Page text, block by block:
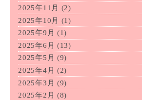
2025年11月
(2)
2025年10月
(1)
2025年9月 (1)
2025年6月 (13)
2025年5月 (9)
2025年4月 (2)
2025年3月 (9)
2025年2月 (8)